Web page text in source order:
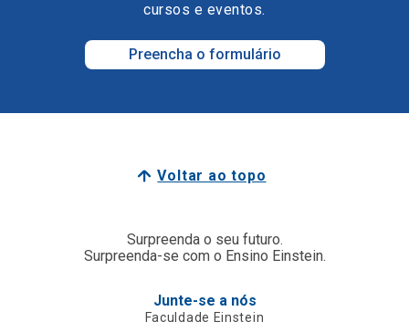
cursos e eventos.
Preencha o formulário
Voltar ao topo
Surpreenda o seu futuro.
Surpreenda-se com o Ensino Einstein.
Junte-se a nós
Faculdade Einstein